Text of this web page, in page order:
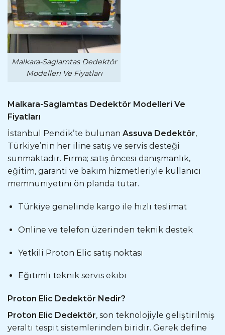
Malkara-Saglamtas Dedektör
Modelleri Ve Fiyatları
Malkara-Saglamtas Dedektör Modelleri Ve
Fiyatları
İstanbul Pendik’te bulunan Assuva Dedektör,
Türkiye’nin her iline satış ve servis desteği
sunmaktadır. Firma; satış öncesi danışmanlık,
eğitim, garanti ve bakım hizmetleriyle kullanıcı
memnuniyetini ön planda tutar.
Türkiye genelinde kargo ile hızlı teslimat
Online ve telefon üzerinden teknik destek
Yetkili Proton Elic satış noktası
Eğitimli teknik servis ekibi
Proton Elic Dedektör Nedir?
Proton Elic Dedektör, son teknolojiyle geliştirilmiş
yeraltı tespit sistemlerinden biridir. Gerek define